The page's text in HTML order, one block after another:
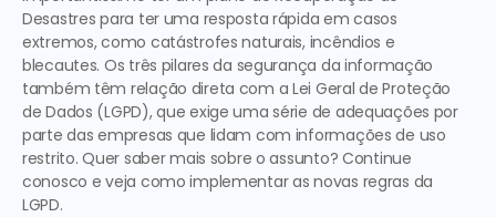
Desastres para ter uma resposta rápida em casos
extremos, como catástrofes naturais, incêndios e
blecautes. Os três pilares da segurança da informação
também têm relação direta com a Lei Geral de Proteção
de Dados (LGPD), que exige uma série de adequações por
parte das empresas que lidam com informações de uso
restrito. Quer saber mais sobre o assunto? Continue
conosco e veja como implementar as novas regras da
LGPD.